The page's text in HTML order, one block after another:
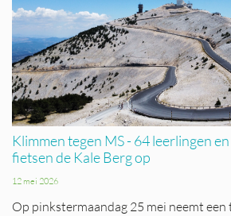
Klimmen tegen MS - 64 leerlingen
fietsen de Kale Berg op
12 mei 2026
Op pinkstermaandag 25 mei neemt een